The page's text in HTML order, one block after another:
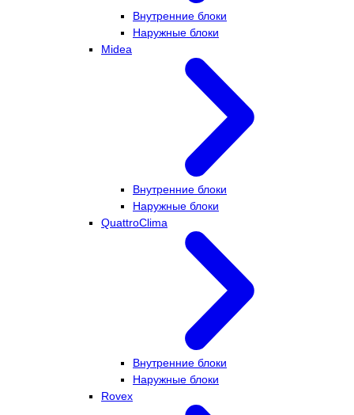
Внутренние блоки
Наружные блоки
Midea
Внутренние блоки
Наружные блоки
QuattroClima
Внутренние блоки
Наружные блоки
Rovex